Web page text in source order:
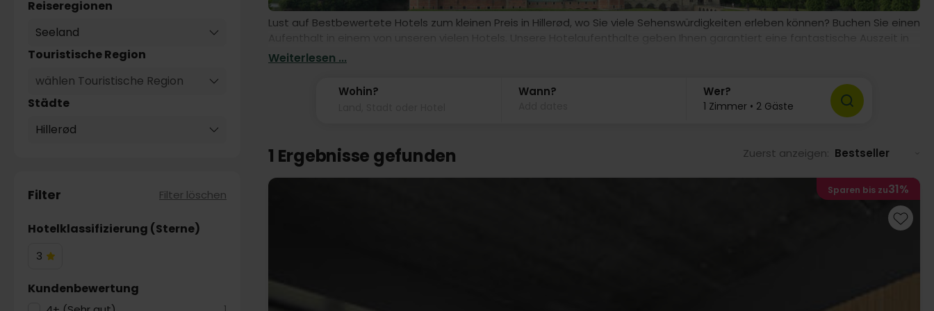
Reiseregionen
Seeland
Touristische Region
wählen Touristische Region
Städte
Hillerød
Filter Filter löschen
Hotelklassifizierung (Sterne)
3
3
Kundenbewertung
Lust auf Bestbewertete Hotels zum kleinen Preis in Hillerød, wo Sie viele Sehenswürdigkeiten erleben können? Buchen Sie einen
Aufenthalt in einem von unseren vielen Hotels. Unsere Hotelaufenthalte geben Ihnen garantiert eine fantastische Auszeit in
Hillerød- mit eigener Anreise.
Weiterlesen ...
Wohin? Wann? Wer?
1 Zimmer • 2 Gäste
1 Ergebnisse gefunden Zuerst anzeigen: Bestseller
Sparen bis zu31%